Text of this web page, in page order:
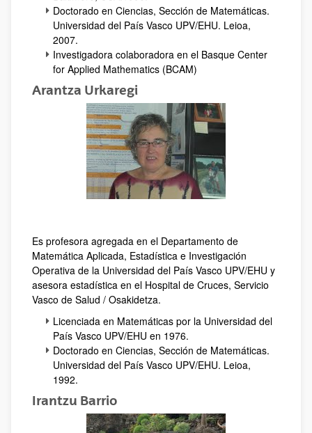
Doctorado en Ciencias, Sección de Matemáticas.
Universidad del País Vasco UPV/EHU. Leioa,
2007.
Investigadora colaboradora en el Basque Center
for Applied Mathematics (BCAM)
Arantza Urkaregi
Es profesora agregada en el Departamento de
Matemática Aplicada, Estadística e Investigación
Operativa de la Universidad del País Vasco UPV/EHU y
asesora estadística en el Hospital de Cruces, Servicio
Vasco de Salud / Osakidetza.
Licenciada en Matemáticas por la Universidad del
País Vasco UPV/EHU en 1976.
Doctorado en Ciencias, Sección de Matemáticas.
Universidad del País Vasco UPV/EHU. Leioa,
1992.
Irantzu Barrio